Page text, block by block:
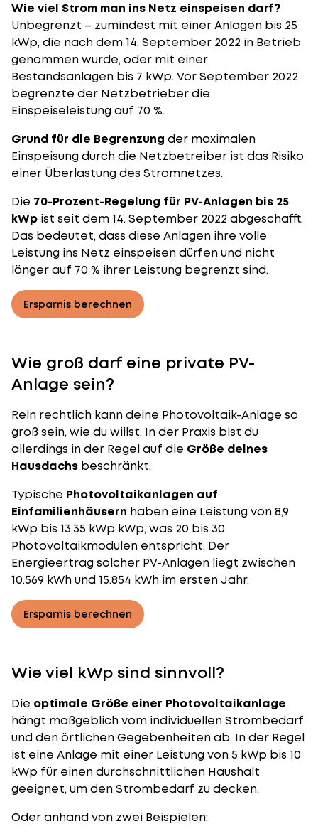
Wie viel Strom man ins Netz einspeisen darf?
Unbegrenzt – zumindest mit einer Anlagen bis 25
kWp, die nach dem 14. September 2022 in Betrieb
genommen wurde, oder mit einer
Bestandsanlagen bis 7 kWp. Vor September 2022
begrenzte der Netzbetrieber die
Einspeiseleistung auf 70 %.
Grund für die Begrenzung der maximalen
Einspeisung durch die Netzbetreiber ist das Risiko
einer Überlastung des Stromnetzes.
Die 70-Prozent-Regelung für PV-Anlagen bis 25
kWp ist seit dem 14. September 2022 abgeschafft.
Das bedeutet, dass diese Anlagen ihre volle
Leistung ins Netz einspeisen dürfen und nicht
länger auf 70 % ihrer Leistung begrenzt sind.
Ersparnis berechnen
Wie groß darf eine private PV-
Anlage sein?
Rein rechtlich kann deine Photovoltaik-Anlage so
groß sein, wie du willst. In der Praxis bist du
allerdings in der Regel auf die Größe deines
Hausdachs beschränkt.
Typische Photovoltaikanlagen auf
Einfamilienhäusern haben eine Leistung von 8,9
kWp bis 13,35 kWp kWp, was 20 bis 30
Photovoltaikmodulen entspricht. Der
Energieertrag solcher PV-Anlagen liegt zwischen
10.569 kWh und 15.854 kWh im ersten Jahr.
Ersparnis berechnen
Wie viel kWp sind sinnvoll?
Die optimale Größe einer Photovoltaikanlage
hängt maßgeblich vom individuellen Strombedarf
und den örtlichen Gegebenheiten ab. In der Regel
ist eine Anlage mit einer Leistung von 5 kWp bis 10
kWp für einen durchschnittlichen Haushalt
geeignet, um den Strombedarf zu decken.
Oder anhand von zwei Beispielen: